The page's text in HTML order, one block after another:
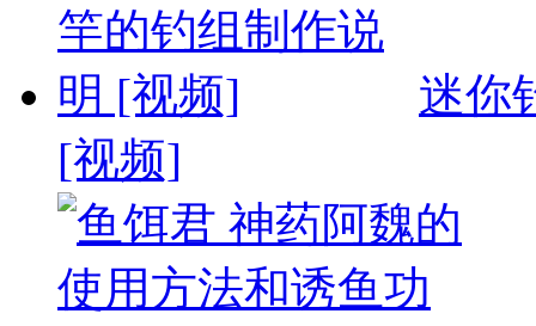
迷你
[视频]